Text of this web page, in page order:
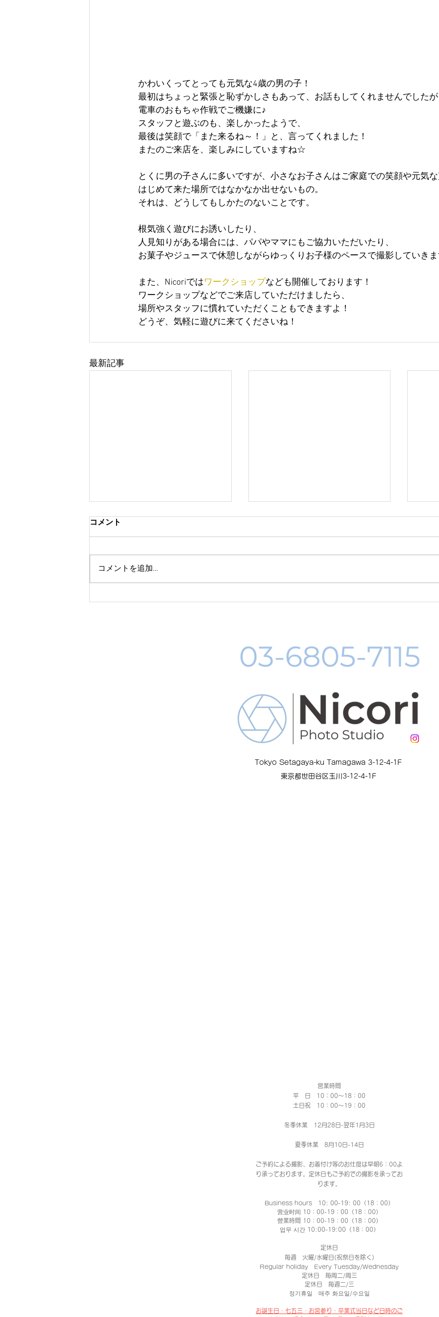
かわいくってとっても元気な4歳の男の子！
最初はちょっと緊張と恥ずかしさもあって、お話もしてくれませんでしたが
電車のおもちゃ作戦でご機嫌に♪
スタッフと遊ぶのも、楽しかったようで、
最後は笑顔で「また来るね～！」と、言ってくれました！
またのご来店を、楽しみにしていますね☆
とくに男の子さんに多いですが、小さなお子さんはご家庭での笑顔や元気な
はじめて来た場所ではなかなか出せないもの。
それは、どうしてもしかたのないことです。
根気強く遊びにお誘いしたり、
人見知りがある場合には、パパやママにもご協力いただいたり、
お菓子やジュースで休憩しながらゆっくりお子様のペースで撮影していきま
また、Nicoriではワークショップなども開催しております！
ワークショップなどでご来店していただけましたら、
場所やスタッフに慣れていただくこともできますよ！
どうぞ、気軽に遊びに来てくださいね！
最新記事
9月のイベント！ワンコイン
8月19日-23日 世界写真の日
８
コメント
コメントを追加…
Tokyo Setagaya-ku Tamagawa 3-12-4-1F
東京都世田谷区玉川3-12-4-1F
営業時間
平 日 10：00～18：00​
土日祝 10：00～19：00
冬季休業 12月28日-翌年1月3日
夏季休業 8月10日-14日
ご予約による撮影、お着付け等のお仕度は早朝6：00よ
り承っております。定休日もご予約での撮影を承ってお
ります。
Business hours 10: 00-19: 00（18：00）
营业时间 10：00-19：00（18：00）
營業時間 10：00-19：00（18：00）
업무 시간 10:00-19:00（18：00）
定休日
毎週 火曜/水曜日(祝祭日を除く)
Regular holiday Every Tuesday/Wednesday
定休日 每周二/周三
定休日 每週二/三
정기휴일 매주 화요일/수요일
​お誕生日・七五三・お宮参り・卒業式当日など日時のご